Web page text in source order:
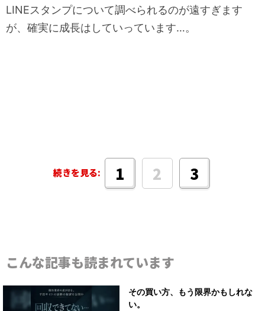
LINEスタンプについて調べられるのが遠すぎます
が、確実に成長はしていっています…。
続きを見る: 1 2 3
こんな記事も読まれています
その買い方、もう限界かもしれな
い。